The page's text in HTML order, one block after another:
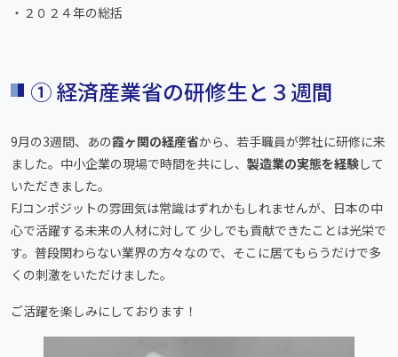
・２０２４年の総括
① 経済産業省の研修生と３週間
9月の3週間、あの霞ヶ関の経産省から、若手職員が弊社に研修に来
ました。中小企業の現場で時間を共にし、 製造業の実態を経験して
いただきました。
FJコンポジットの雰囲気は常識はずれかもしれませんが、日本の中
心で活躍する未来の人材に対して 少しでも貢献できたことは光栄で
す。普段関わらない業界の方々なので、そこに居てもらうだけで多
くの刺激をいただけました。
ご活躍を楽しみにしております！